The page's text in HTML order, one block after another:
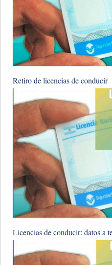
Retiro de licencias de conducir
Licencias de conducir: datos a